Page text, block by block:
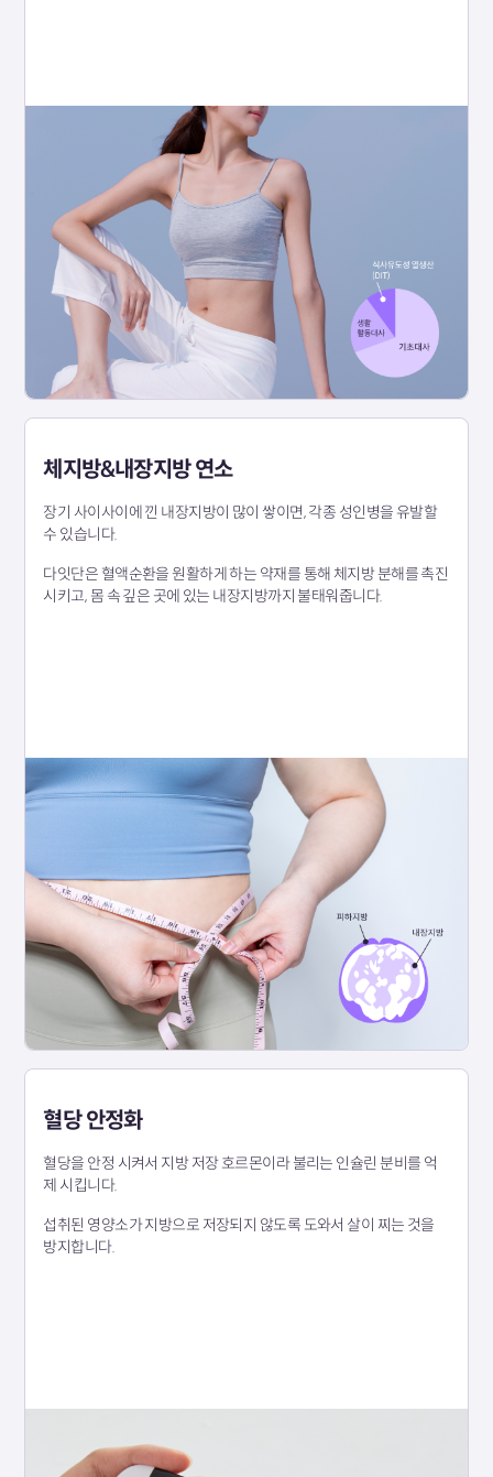
체지방&내장지방 연소
장기 사이사이에 낀 내장지방이 많이 쌓이면, 각종 성인병을 유발할
수 있습니다.
다잇단은 혈액순환을 원활하게 하는 약재를 통해 체지방 분해를 촉진
시키고, 몸 속 깊은 곳에 있는 내장지방까지 불태워줍니다.
혈당 안정화
혈당을 안정 시켜서 지방 저장 호르몬이라 불리는 인슐린 분비를 억
제 시킵니다.
섭취된 영양소가 지방으로 저장되지 않도록 도와서 살이 찌는 것을
방지합니다.